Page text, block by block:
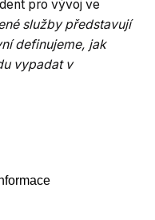
pro vývoj ve
služby představují
definujeme, jak
vypadat v